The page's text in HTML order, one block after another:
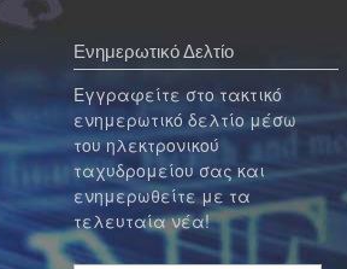
Ενημερωτικό Δελτίο
Εγγραφείτε στο τακτικό
ενημερωτικό δελτίο μέσω
του ηλεκτρονικού
ταχυδρομείου σας και
ενημερωθείτε με τα
τελευταία νέα!